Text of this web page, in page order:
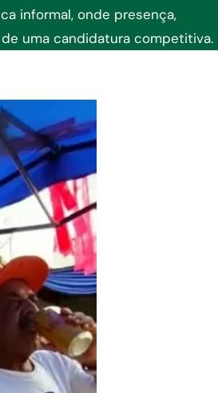
informal, onde presença,
uma candidatura competitiva.